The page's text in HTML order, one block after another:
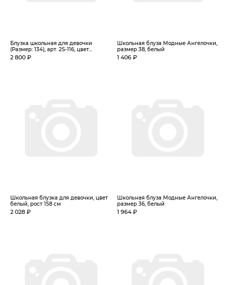
Блузка школьная для девочки
(Размер: 134), арт. 2S-116, цвет...
2 800 ₽
Школьная блуза Модные Ангелочки,
размер 38, белый
1 406 ₽
Школьная блузка для девочки, цвет
белый, рост 158 см
2 028 ₽
Школьная блуза Модные Ангелочки,
размер 36, белый
1 964 ₽